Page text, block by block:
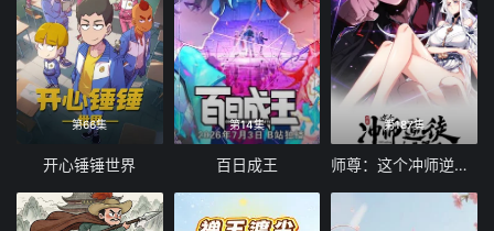
第66集
开心锤锤世界
第14集
百日成王
第187集
师尊：这个冲师逆徒才不是圣子 动态漫画